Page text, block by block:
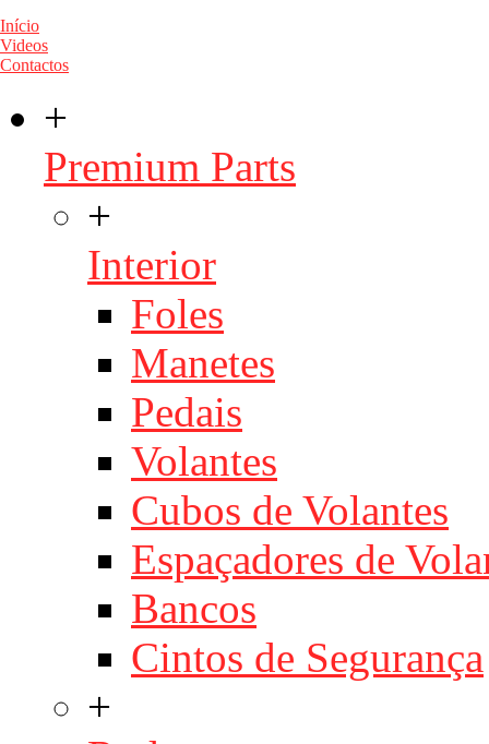
Início
Videos
Contactos
+
Premium Parts
+
Interior
Foles
Manetes
Pedais
Volantes
Cubos de Volantes
Espaçadores de
Bancos
Cintos de Segurança
+